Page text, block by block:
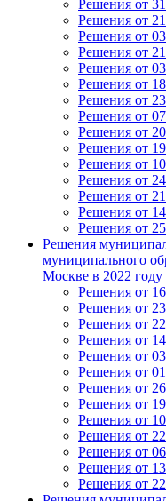
Решения от
Решения от
Решения от
Решения от
Решения от
Решения от
Решения от
Решения от
Решения от
Решения от
Решения от
Решения от
Решения от
Решения от
Решения от
Решения
муниципального
Москве в 2022 году
Решения от
Решения от
Решения от
Решения от
Решения от
Решения от
Решения от
Решения от
Решения от
Решения от
Решения от
Решения от
Решения от